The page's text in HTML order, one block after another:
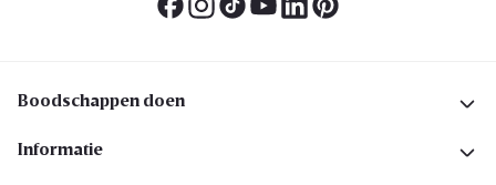
Boodschappen doen
Informatie